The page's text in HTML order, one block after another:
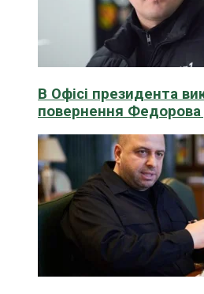
В Офісі президента
повернення